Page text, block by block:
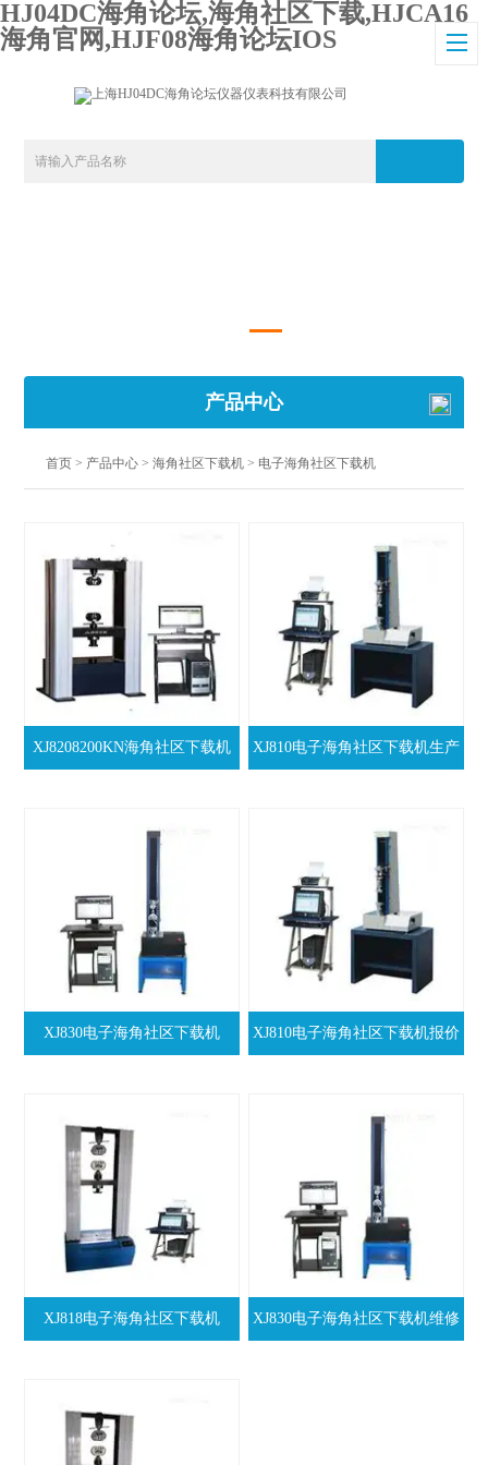
HJ04DC海角论坛,海角社区下载,HJCA16
海角官网,HJF08海角论坛IOS
产品中心
首页 > 产品中心 >海角社区下载机 > 电子海角社区下载机
XJ8208200KN海角社区下载机 XJ810电子海角社区下载机生产
XJ830电子海角社区下载机 XJ810电子海角社区下载机报价
XJ818电子海角社区下载机 XJ830电子海角社区下载机维修